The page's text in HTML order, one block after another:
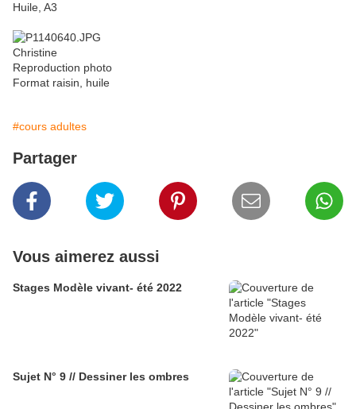
Huile, A3
Christine
Reproduction photo
Format raisin, huile
#cours adultes
Partager
Vous aimerez aussi
Stages Modèle vivant- été 2022
Sujet N° 9 // Dessiner les ombres